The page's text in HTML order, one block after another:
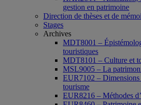
gestion en patrimoine
Direction de thèses et de
Stages
Archives
MDT8001 –
touristiques
MDT8101 – Culture et
MSL9005 – La
EUR7102 – Dimensions
tourisme
EUR8216 – Méthodes